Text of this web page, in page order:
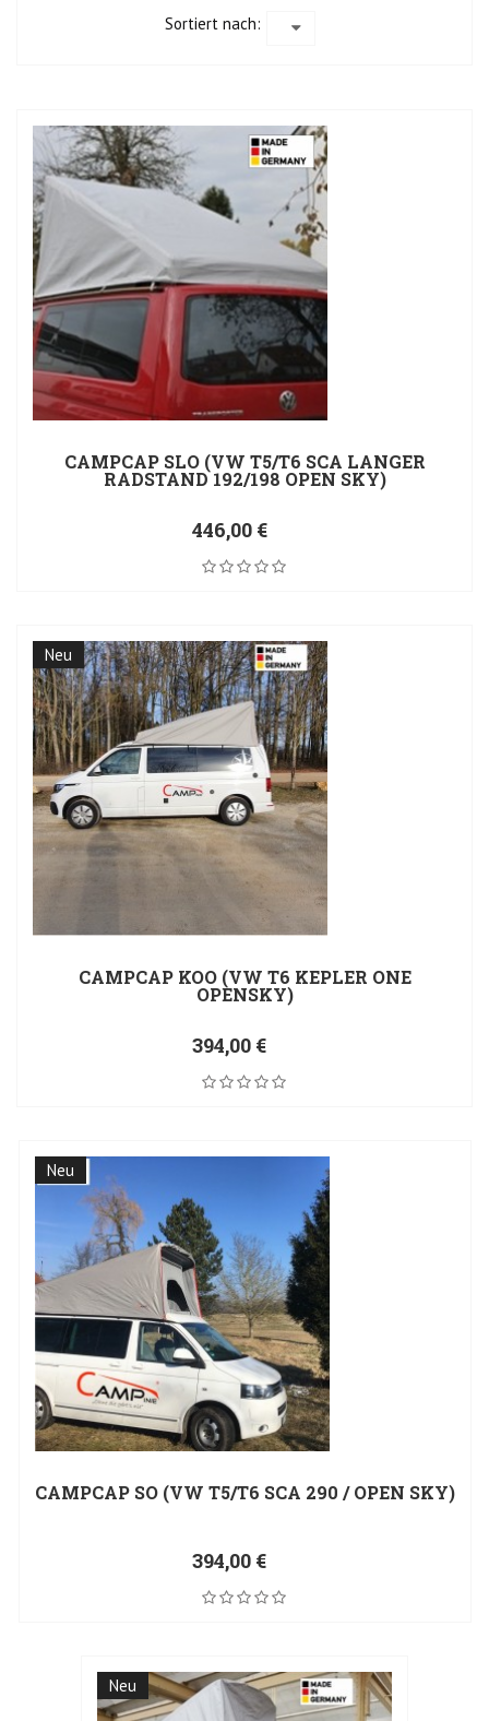
Sortiert nach:
CAMPCAP SLO (VW T5/T6 SCA LANGER
RADSTAND 192/198 OPEN SKY)
446,00 €
Neu
CAMPCAP KOO (VW T6 KEPLER ONE
OPENSKY)
394,00 €
Neu
CAMPCAP SO (VW T5/T6 SCA 290 / OPEN SKY)
394,00 €
Neu